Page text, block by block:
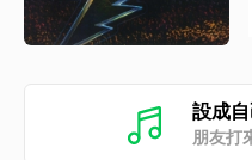
設成
朋友打